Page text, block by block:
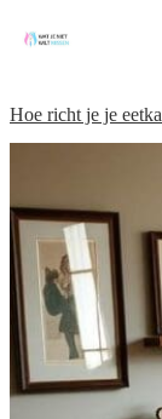
Hoe richt je je